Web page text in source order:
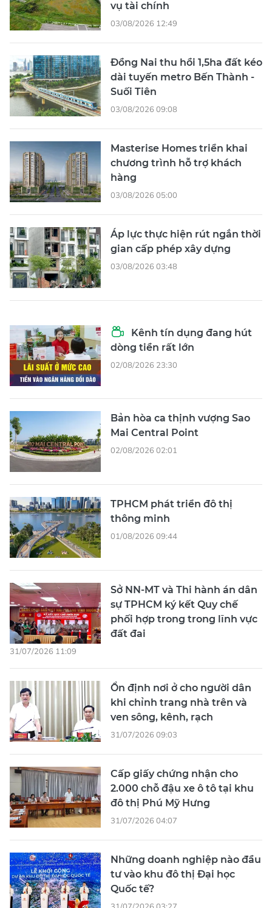
vụ tài chính
03/08/2026 12:49
Đồng Nai thu hồi 1,5ha đất kéo
dài tuyến metro Bến Thành -
Suối Tiên
03/08/2026 09:08
Masterise Homes triển khai
chương trình hỗ trợ khách
hàng
03/08/2026 05:00
Áp lực thực hiện rút ngắn thời
gian cấp phép xây dựng
03/08/2026 03:48
Kênh tín dụng đang hút
dòng tiền rất lớn
02/08/2026 23:30
Bản hòa ca thịnh vượng Sao
Mai Central Point
02/08/2026 02:01
TPHCM phát triển đô thị
thông minh
01/08/2026 09:44
Sở NN-MT và Thi hành án dân
sự TPHCM ký kết Quy chế
phối hợp trong trong lĩnh vực
đất đai
31/07/2026 11:09
Ổn định nơi ở cho người dân
khi chỉnh trang nhà trên và
ven sông, kênh, rạch
31/07/2026 09:03
Cấp giấy chứng nhận cho
2.000 chỗ đậu xe ô tô tại khu
đô thị Phú Mỹ Hưng
31/07/2026 04:07
Những doanh nghiệp nào đầu
tư vào khu đô thị Đại học
Quốc tế?
31/07/2026 03:27